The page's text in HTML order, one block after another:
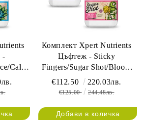
Cal-
Комплект Xpert Nutrients
Цъфтеж - Sticky
Fingers/Sugar Shot/Bloom
Booster x 1L
€112.50 220.03лв.
€125.00 244.48лв.